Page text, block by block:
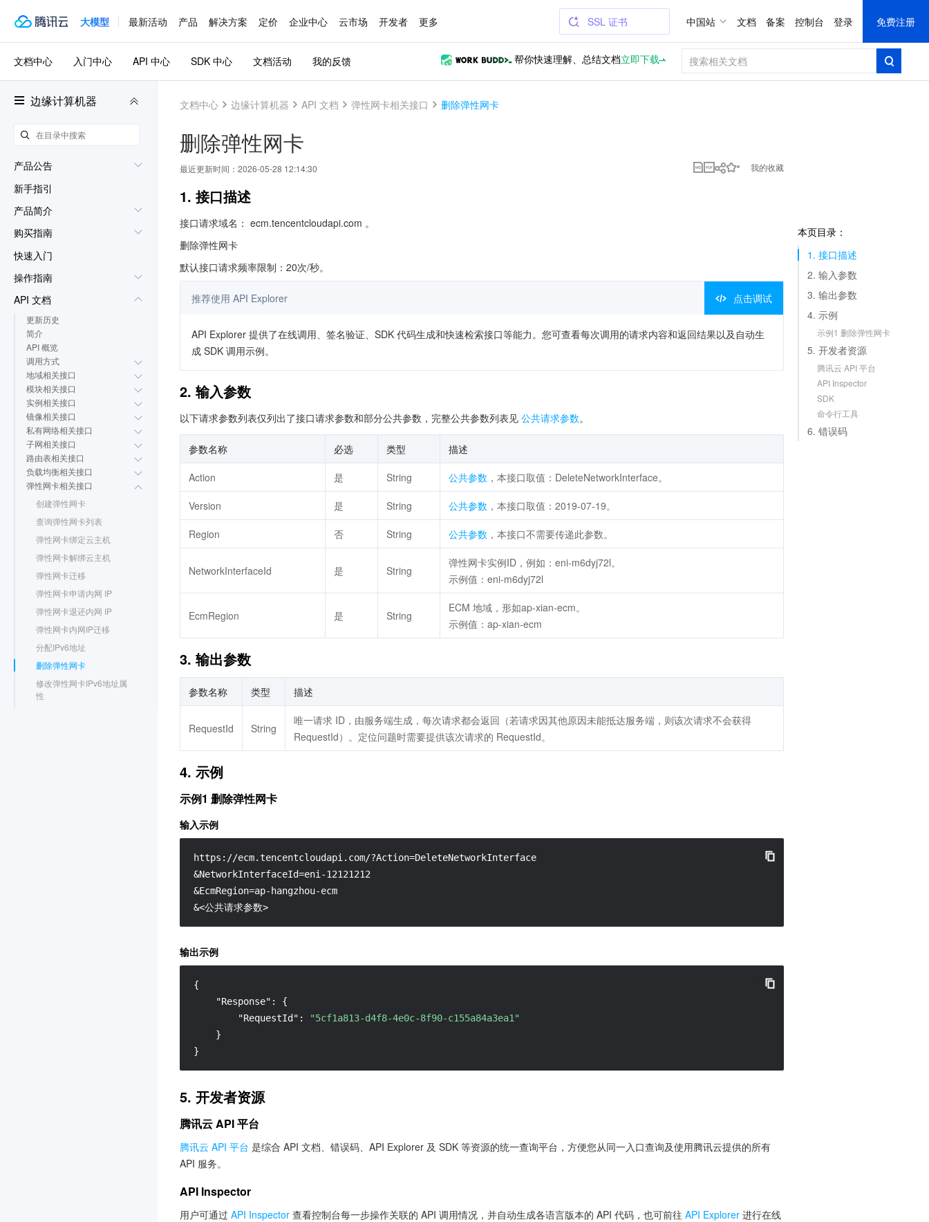
大模型 最新活动 产品 解决方案 定价 企业中心 云市场 开发者 更多 SSL 证书 中国站 文档 备案 控制台 登录 免费注册
边缘计算机器
产品公告
新手指引
产品简介
购买指南
快速入门
操作指南
API 文档
更新历史
简介
API 概览
调用方式
地域相关接口
模块相关接口
实例相关接口
镜像相关接口
私有网络相关接口
子网相关接口
路由表相关接口
负载均衡相关接口
弹性网卡相关接口
创建弹性网卡
查询弹性网卡列表
弹性网卡绑定云主机
弹性网卡解绑云主机
弹性网卡迁移
弹性网卡申请内网 IP
弹性网卡退还内网 IP
弹性网卡内网IP迁移
分配IPv6地址
删除弹性网卡
修改弹性网卡IPv6地址属
性
文档中心 入门中心 API 中心 SDK 中心 文档活动 我的反馈 帮你快速理解、总结文档立即下载
文档中心 边缘计算机器 API 文档 弹性网卡相关接口 删除弹性网卡
删除弹性网卡
最近更新时间： 2026-05-28 12:14:30 我的收藏
本页目录：
1. 接口描述
2. 输入参数
3. 输出参数
4. 示例
示例1 删除弹性网卡
5. 开发者资源
腾讯云 API 平台
API Inspector
SDK
命令行工具
6. 错误码
1. 接口描述
接口请求域名： ecm.tencentcloudapi.com 。
删除弹性网卡
默认接口请求频率限制：20次/秒。
推荐使用 API Explorer 点击调试
API Explorer 提供了在线调用、签名验证、SDK 代码生成和快速检索接口等能力。您可查看每次调用的请求内容和返回结果以及自动生
成 SDK 调用示例。
2. 输入参数
以下请求参数列表仅列出了接口请求参数和部分公共参数，完整公共参数列表见 公共请求参数。
参数名称 必选 类型 描述
Action 是 String 公共参数 ，本接口取值：DeleteNetworkInterface。
Version 是 String 公共参数 ，本接口取值：2019-07-19。
Region 否 String 公共参数 ，本接口不需要传递此参数。
NetworkInterfaceId 是 String
弹性网卡实例ID，例如：eni-m6dyj72l。
示例值：eni-m6dyj72l
EcmRegion 是 String
ECM 地域，形如ap-xian-ecm。
示例值：ap-xian-ecm
3. 输出参数
参数名称 类型 描述
RequestId String
唯一请求 ID，由服务端生成，每次请求都会返回（若请求因其他原因未能抵达服务端，则该次请求不会获得
RequestId）。定位问题时需要提供该次请求的 RequestId。
4. 示例
示例1 删除弹性网卡
输入示例
https://ecm.tencentcloudapi.com/?Action=DeleteNetworkInterface
&NetworkInterfaceId=eni-12121212
&EcmRegion=ap-hangzhou-ecm
&<公共请求参数>
输出示例
{
"Response" :
{
"RequestId" :
"5cf1a813-d4f8-4e0c-8f90-c155a84a3ea1"
}
}
5. 开发者资源
腾讯云 API 平台
腾讯云 API 平台 是综合 API 文档、错误码、API Explorer 及 SDK 等资源的统一查询平台，方便您从同一入口查询及使用腾讯云提供的所有
API 服务。
API Inspector
用户可通过 API Inspector 查看控制台每一步操作关联的 API 调用情况，并自动生成各语言版本的 API 代码，也可前往 API Explorer 进行在线